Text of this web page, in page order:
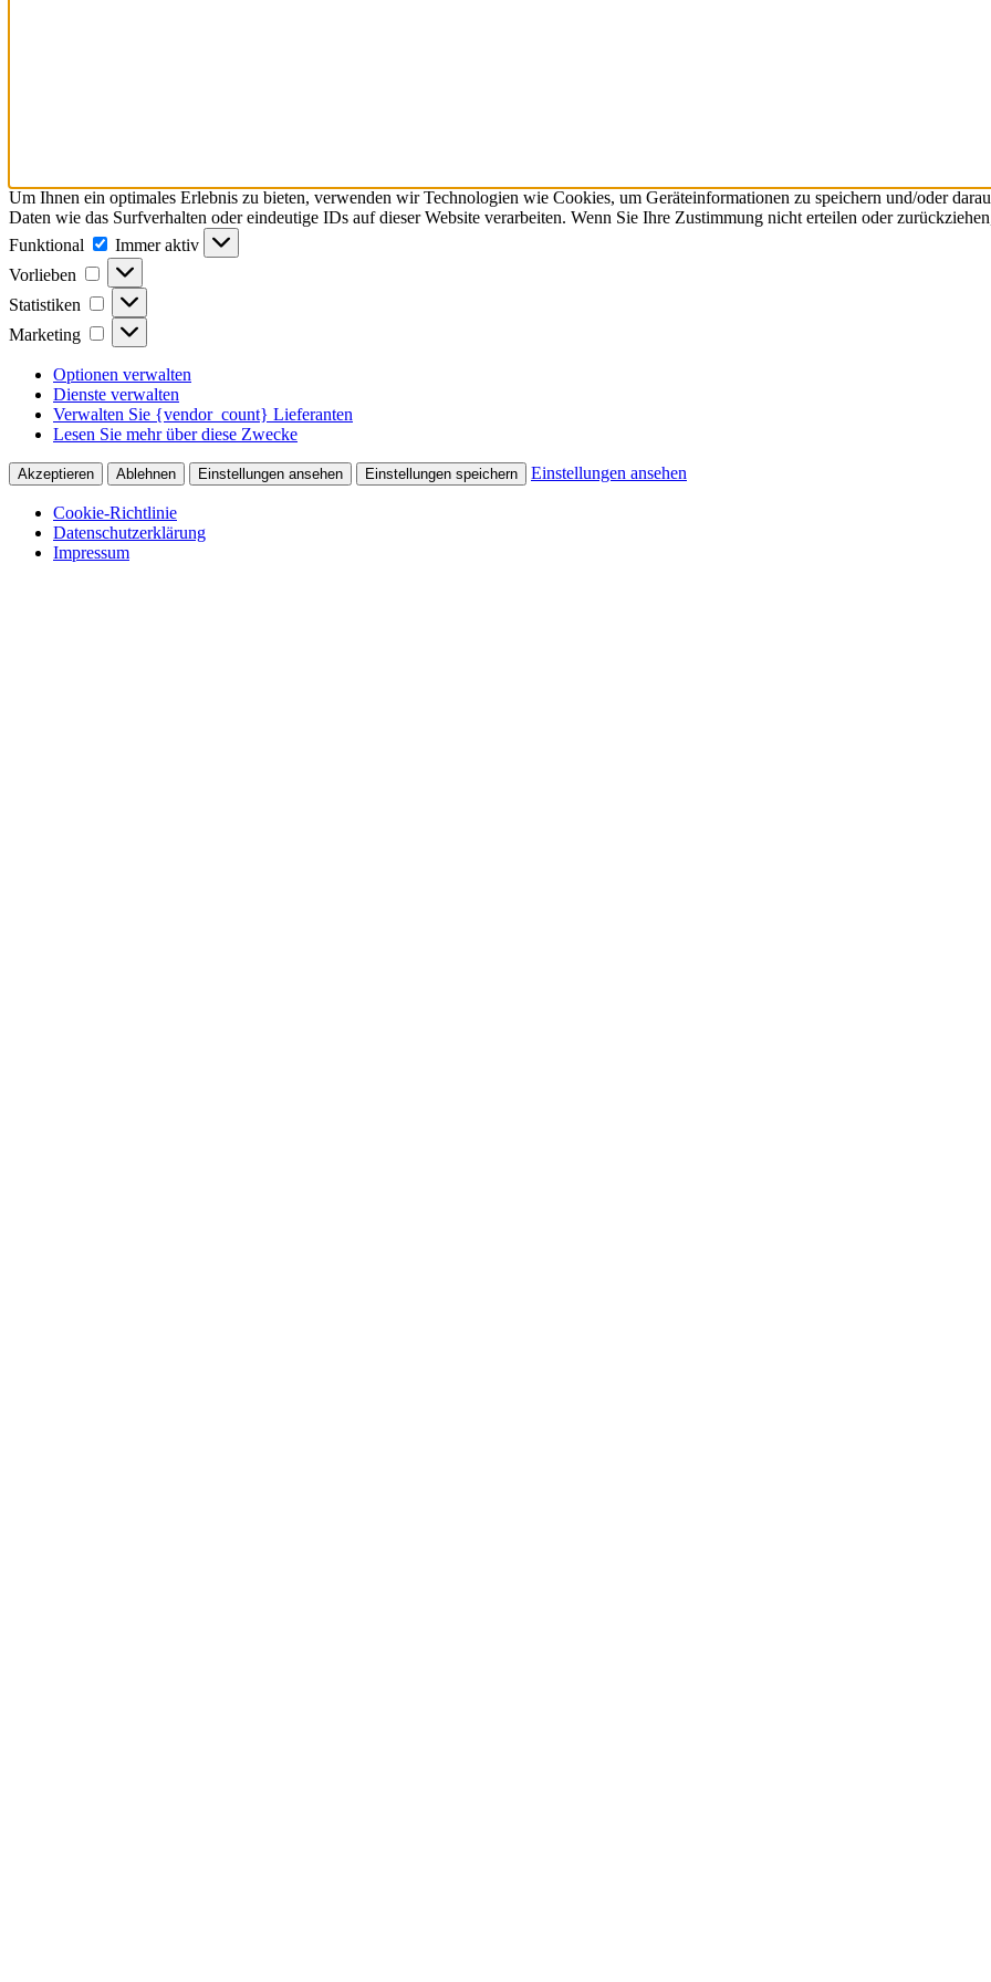
Um Ihnen ein optimales Erlebnis zu bieten, verwenden wir Technologien wie Cookies, um Geräteinformationen zu speichern und/oder
Daten wie das Surfverhalten oder eindeutige IDs auf dieser Website verarbeiten. Wenn Sie Ihre Zustimmung nicht erteilen oder
Funktional
Funktional
Immer aktiv
Vorlieben
Vorlieben
Statistiken Statistiken
Marketing Marketing
Optionen verwalten
Dienste verwalten
Verwalten Sie {vendor_count} Lieferanten
Lesen Sie mehr über diese Zwecke
Akzeptieren Ablehnen Einstellungen ansehen Einstellungen speichern Einstellungen ansehen
Cookie-Richtlinie
Datenschutzerklärung
Impressum